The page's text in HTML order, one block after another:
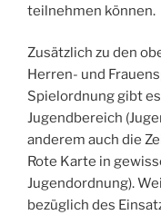
teilnehmen können.
Zusätzlich zu den
Herren- und
Spielordnung gibt
Jugendbereich
anderem auch die
Rote Karte in
Jugendordnung).
bezüglich des